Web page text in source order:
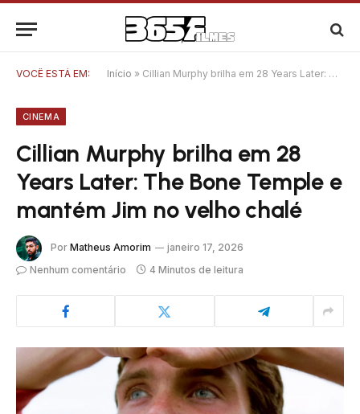
VOCÊ ESTÁ EM: Início » Cillian Murphy brilha em 28 Years Later: The Bone Temple e mantém Jim no velho chalé
CINEMA
Cillian Murphy brilha em 28
Years Later: The Bone Temple e
mantém Jim no velho chalé
Por Matheus Amorim
janeiro 17, 2026
Nenhum comentário
4 Minutos de leitura